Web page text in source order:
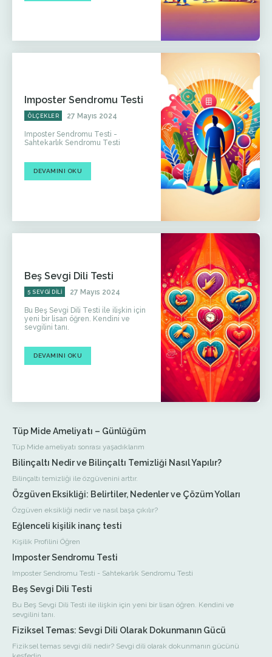
Imposter Sendromu Testi
ÖLÇEKLER 27 Mayıs 2024
Imposter Sendromu Testi -
Sahtekarlık Sendromu Testi
DEVAMINI OKU
Beş Sevgi Dili Testi
5 SEVGI DILI 27 Mayıs 2024
Bu Beş Sevgi Dili Testi ile ilişkin için
yeni bir lisan öğren. Kendini ve
sevgilini tanı.
DEVAMINI OKU
Tüp Mide Ameliyatı – Günlüğüm
Tüp Mide ameliyatı sonrası yaşadıklarım
Bilinçaltı Nedir ve Bilinçaltı Temizliği Nasıl Yapılır?
Bilinçaltı temizliği ile özgüvenini arttır.
Özgüven Eksikliği: Belirtiler, Nedenler ve Çözüm Yolları
Özgüven eksikliği nedir ve nasıl başa çıkılır?
Eğlenceli kişilik inanç testi
Kişilik Profilini Öğren
Imposter Sendromu Testi
Imposter Sendromu Testi - Sahtekarlık Sendromu Testi
Beş Sevgi Dili Testi
Bu Beş Sevgi Dili Testi ile ilişkin için yeni bir lisan öğren. Kendini ve
sevgilini tanı.
Fiziksel Temas: Sevgi Dili Olarak Dokunmanın Gücü
Fiziksel temas sevgi dili nedir? Sevgi dili olarak dokunmanın gücünü